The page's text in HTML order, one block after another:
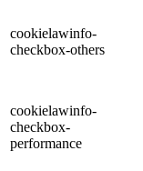
cookielawinfo-
checkbox-others
cookielawinfo-
checkbox-
performance